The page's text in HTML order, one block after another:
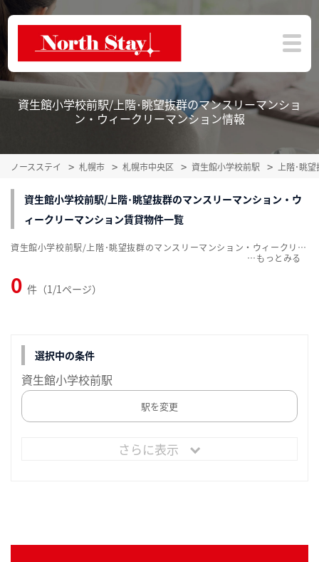
資生館小学校前駅/上階･眺望抜群のマンスリーマンショ
ン・ウィークリーマンション情報
ノースステイ 札幌市 札幌市中央区 資生館小学校前駅 上階･眺
資生館小学校前駅/上階･眺望抜群のマンスリーマンション・ウ
ィークリーマンション賃貸物件一覧
0 件（1/1ページ）
資生館小学校前駅/上階･眺望抜群のマンスリーマンション・ウィークリーマンション賃貸物件一覧を掲載中。敷金・礼金無料、家具・家電付をご紹介。こだわり条件での絞込みも簡単！
…
選択中の条件
資生館小学校前駅
駅を変更
さらに表示